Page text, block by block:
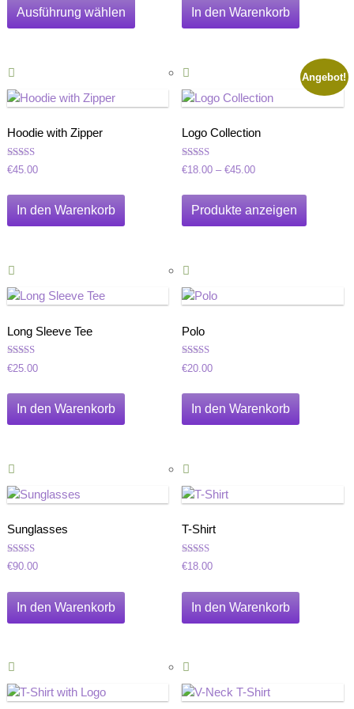
€45.00
Ausführung wählen
weist
In den Warenkorb
Hoodie with Zipper
Bewertet
mit
von 5
€45.00
In den Warenkorb
Angebot!
Logo Collection
Bewertet
mit
von 5
€18.00 –€45.00Preisspanne:
€45.00
Produkte anzeigen
Long Sleeve Tee
Bewertet
mit
von 5
€25.00
In den Warenkorb
Polo
Bewertet
mit
von 5
€20.00
In den Warenkorb
Sunglasses
Bewertet
mit
von 5
€90.00
In den Warenkorb
T-Shirt
Bewertet
mit
von 5
€18.00
In den Warenkorb